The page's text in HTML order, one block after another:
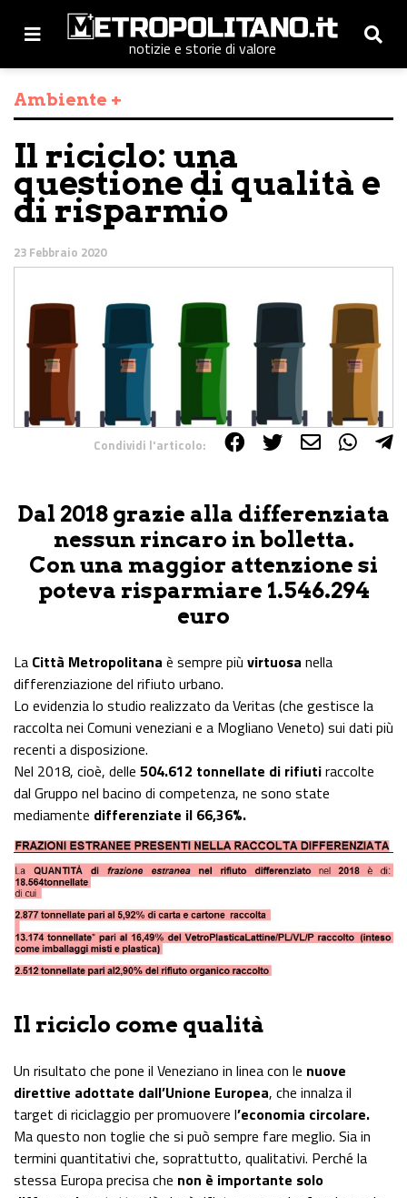
notizie e storie di valore
Ambiente +
Il riciclo: una
questione di qualità e
di risparmio
23 Febbraio 2020
Condividi l'articolo:
Dal 2018 grazie alla differenziata
nessun rincaro in bolletta.
Con una maggior attenzione si
poteva risparmiare 1.546.294
euro
La Città Metropolitana è sempre più virtuosa nella
differenziazione del rifiuto urbano.
Lo evidenzia lo studio realizzato da Veritas (che gestisce la
raccolta nei Comuni veneziani e a Mogliano Veneto) sui dati più
recenti a disposizione.
Nel 2018, cioè, delle 504.612 tonnellate di rifiutiraccolte
dal Gruppo nel bacino di competenza, ne sono state
mediamente differenziate il 66,36%.
Il riciclo come qualità
Un risultato che pone il Veneziano in linea con le nuove
direttive adottate dall’Unione Europea, che innalza il
target di riciclaggio per promuovere l’economia circolare.
Ma questo non toglie che si può sempre fare meglio. Sia in
termini quantitativi che, soprattutto, qualitativi. Perché la
stessa Europa precisa che non è importante solo